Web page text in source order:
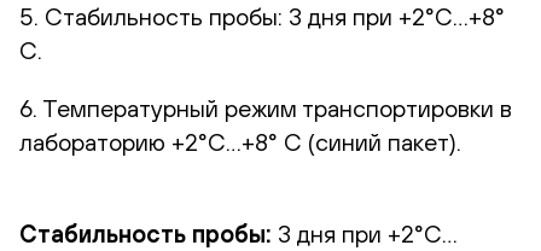
5. Стабильность пробы: 3 дня при +2°С…+8°
С.
6. Температурный режим транспортировки в
лабораторию +2°С…+8° С (синий пакет).
Стабильность пробы: 3 дня при +2°С…